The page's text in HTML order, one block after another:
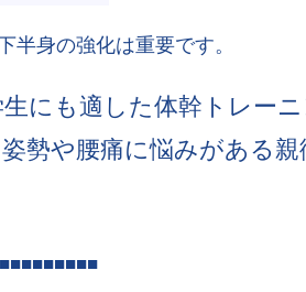
半身の強化は重要です。
生にも適した体幹トレー
勢や腰痛に悩みがある親